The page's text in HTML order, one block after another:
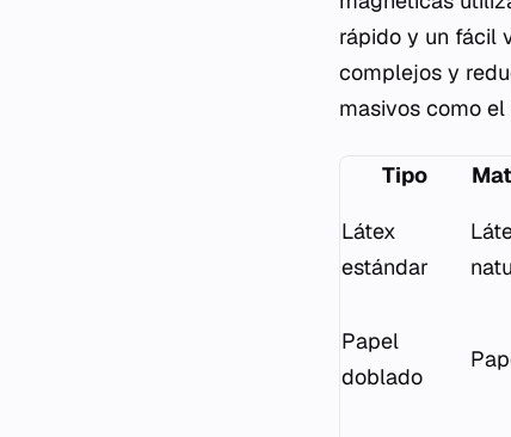
rápido y un fácil
complejos y
masivos como
Tipo
Látex
estándar
Papel
doblado